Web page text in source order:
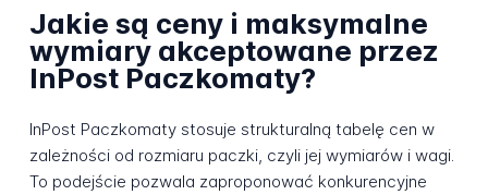
Jakie są ceny i maksymalne
wymiary akceptowane przez
InPost Paczkomaty?
InPost Paczkomaty stosuje strukturalną tabelę cen w
zależności od rozmiaru paczki, czyli jej wymiarów i wagi.
To podejście pozwala zaproponować konkurencyjne